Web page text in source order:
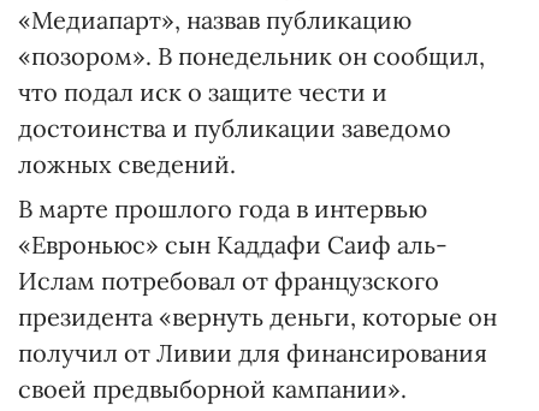
«Медиапарт», назвав публикацию
«позором». В понедельник он сообщил,
что подал иск о защите чести и
достоинства и публикации заведомо
ложных сведений.
В марте прошлого года в интервью
«Евроньюс» сын Каддафи Саиф аль-
Ислам потребовал от французского
президента «вернуть деньги, которые он
получил от Ливии для финансирования
своей предвыборной кампании».